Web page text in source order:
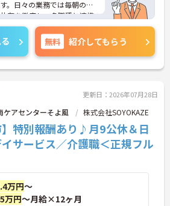
ームワークは、賞与とは別
に見える形で還元されま
え、年間17日ものリフレッ
りプライベートの時間を大
。日々の業務では毎朝のミ
有を徹底し、多職種と連携
りの生活を支える体制を整
制度による先輩スタッフ
面談があり、資格取得支援
、着実にスキルを磨ける環
給に加えて年2回の賞与や実
反映されます。また、残業
フレッシュ休暇を利用でき
歳までの再雇用制度を設け
フバランスを保ちながら長
いけます。自分らしい身だ
の一つであり、安定した基
期待できます。
情報を共有し、スタッフ間
です】
無料 紹介してもらう
更新日：2026年07月28日
ケアセンターそよ風 株式会社SOYOKAZE
】特別報酬あり♪月9公休＆日
サービス／介護職＜正規フル
万円～
万円～月給×12ヶ月